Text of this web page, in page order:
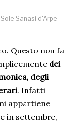
Sanasi d'Arpe
Questo non fa
dei
degli
. Infatti
appartiene;
in settembre,